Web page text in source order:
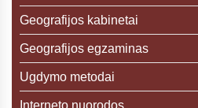
Geografijos kabinetai
Geografijos egzaminas
Ugdymo metodai